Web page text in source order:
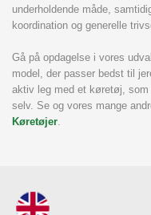
underholdende måde,
koordination og generelle
Gå på opdagelse i vores
model, der passer bedst til
aktiv leg med et køretøj,
selv. Se og vores mange
Køretøjer.